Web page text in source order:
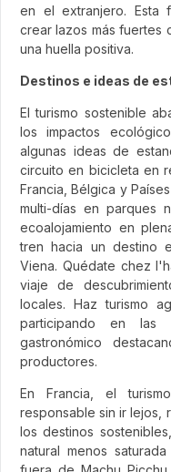
en el extranjero. Esta
crear lazos más fuertes
una huella positiva.
Destinos e ideas de
El turismo sostenible
los impactos
algunas ideas de
circuito en bicicleta en
Francia, Bélgica y
multi-días en parques
ecoalojamiento en
tren hacia un destino
Viena. Quédate chez
viaje de
locales. Haz turismo
participando en las
gastronómico
productores.
En Francia, el
responsable sin ir lejos,
los destinos
natural menos